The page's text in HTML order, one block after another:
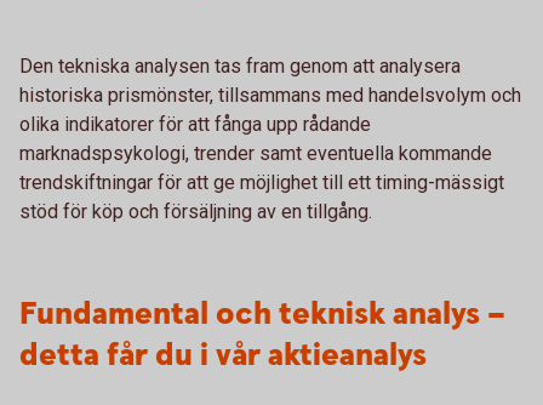
Den tekniska analysen tas fram genom att analysera
historiska prismönster, tillsammans med handelsvolym och
olika indikatorer för att fånga upp rådande
marknadspsykologi, trender samt eventuella kommande
trendskiftningar för att ge möjlighet till ett timing-mässigt
stöd för köp och försäljning av en tillgång.
Fundamental och teknisk analys –
detta får du i vår aktieanalys